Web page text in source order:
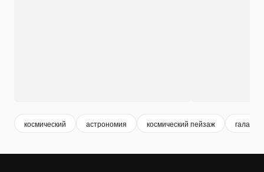
космический астрономия космический пейзаж